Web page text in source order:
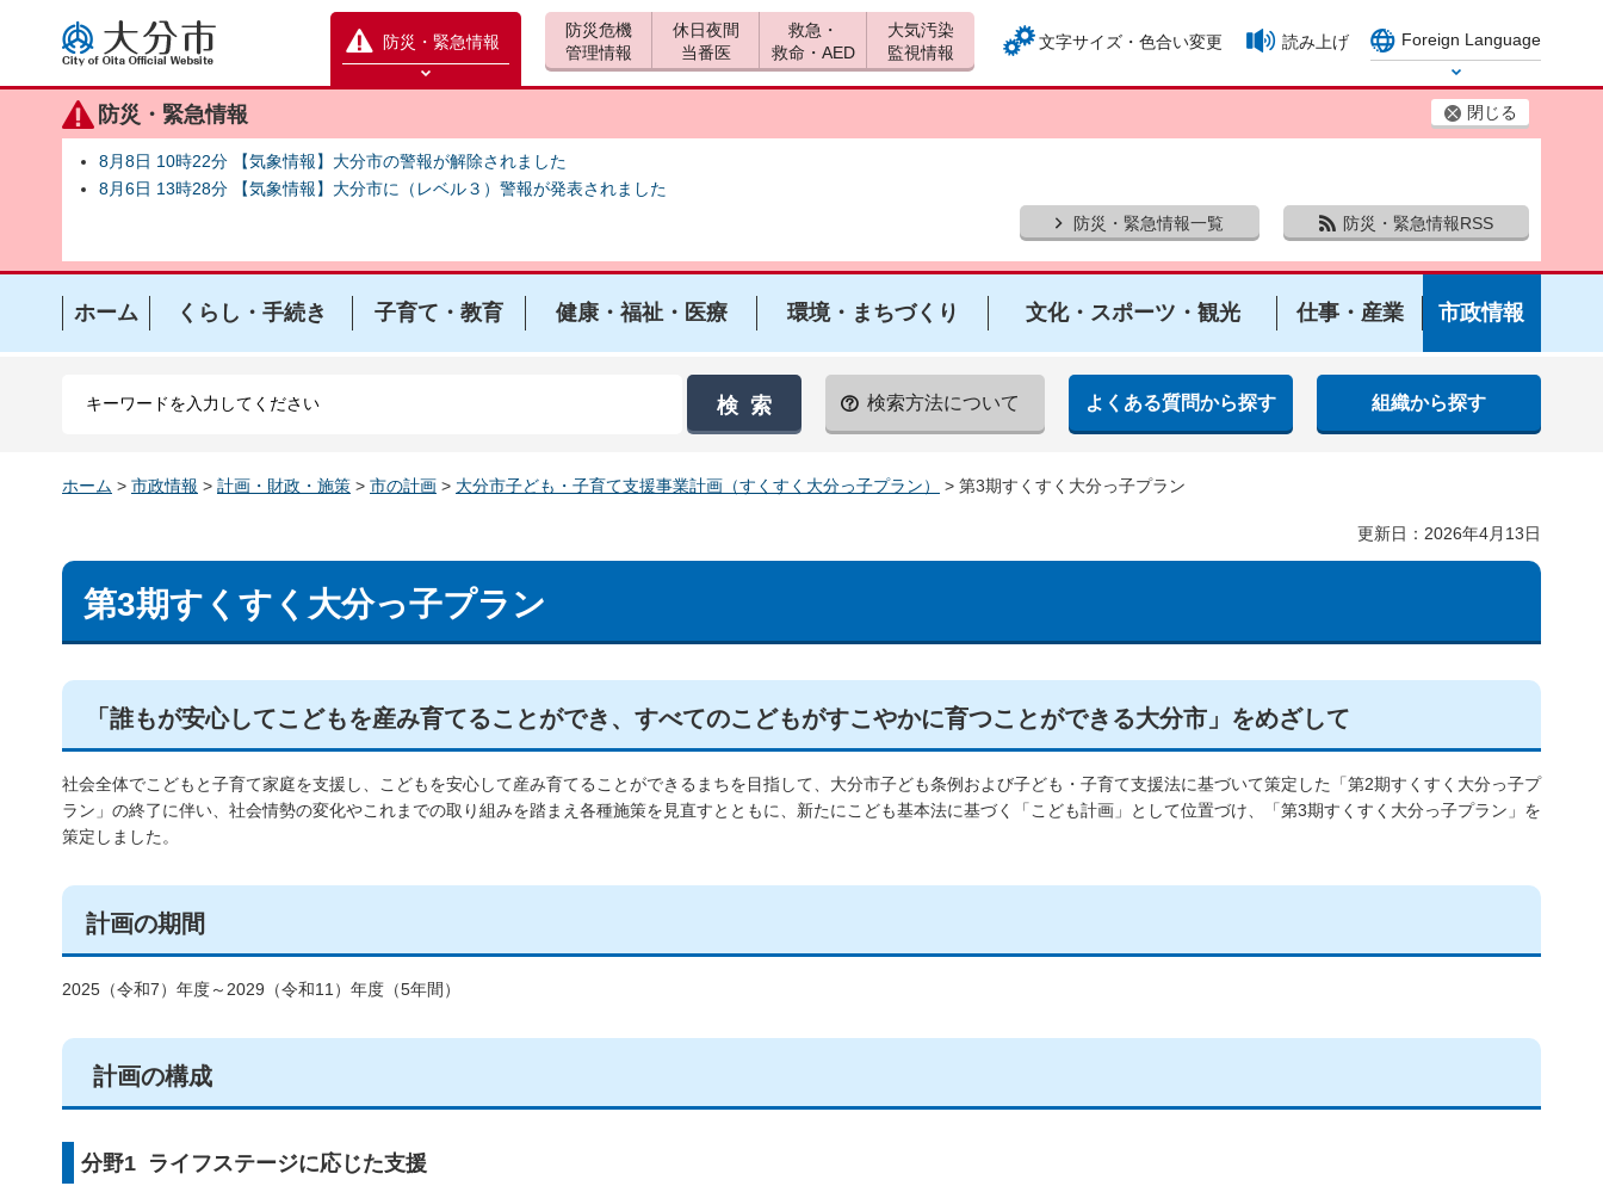
大分市
防災・緊急情報
防災緊急情報を開く
防災・緊急情報 閉じる
8月8日 10時22分 【気象情報】大分市の警報が解除されました
8月6日 13時28分 【気象情報】大分市に（レベル３）警報が発表されました
防災・緊急情報一覧
防災・緊急情報RSS
防災危機
管理情報
休日夜間
当番医
救急・
救命・AED
大気汚染
監視情報
文字サイズ・色合い変更 読み上げ
Foreign Language
Select Language
ホーム くらし・手続き 子育て・教育 健康・福祉・医療 環境・まちづくり 文化・スポーツ・観光 仕事・産業 市政情報
検索方法について よくある質問から探す 組織から探す
ホーム > 市政情報 > 計画・財政・施策 > 市の計画 > 大分市子ども・子育て支援事業計画（すくすく大分っ子プラン） > 第3期すくすく大分っ子プラン
更新日：2026年4月13日
第3期すくすく大分っ子プラン
「誰もが安心してこどもを産み育てることができ、すべてのこどもがすこやかに育つことができる大分市」をめざして
社会全体でこどもと子育て家庭を支援し、こどもを安心して産み育てることができるまちを目指して、大分市子ども条例および子ども・子育て支援法に基づいて策定した「第2期すくすく大分っ子プ
ラン」の終了に伴い、社会情勢の変化やこれまでの取り組みを踏まえ各種施策を見直すとともに、新たにこども基本法に基づく「こども計画」として位置づけ、「第3期すくすく大分っ子プラン」を
策定しました。
計画の期間
2025（令和7）年度～2029（令和11）年度（5年間）
計画の構成
分野1 ライフステージに応じた支援